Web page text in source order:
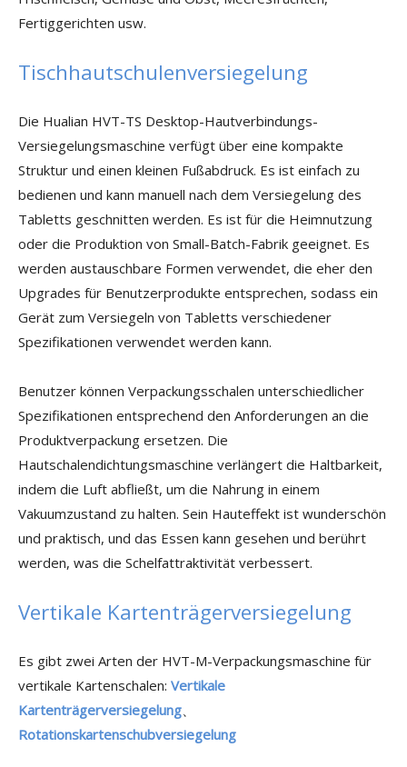
Fertiggerichten usw.
Tischhautschulenversiegelung
Die Hualian HVT-TS Desktop-Hautverbindungs-
Versiegelungsmaschine verfügt über eine kompakte
Struktur und einen kleinen Fußabdruck. Es ist einfach zu
bedienen und kann manuell nach dem Versiegelung des
Tabletts geschnitten werden. Es ist für die Heimnutzung
oder die Produktion von Small-Batch-Fabrik geeignet. Es
werden austauschbare Formen verwendet, die eher den
Upgrades für Benutzerprodukte entsprechen, sodass ein
Gerät zum Versiegeln von Tabletts verschiedener
Spezifikationen verwendet werden kann.
Benutzer können Verpackungsschalen unterschiedlicher
Spezifikationen entsprechend den Anforderungen an die
Produktverpackung ersetzen. Die
Hautschalendichtungsmaschine verlängert die Haltbarkeit,
indem die Luft abfließt, um die Nahrung in einem
Vakuumzustand zu halten. Sein Hauteffekt ist wunderschön
und praktisch, und das Essen kann gesehen und berührt
werden, was die Schelfattraktivität verbessert.
Vertikale Kartenträgerversiegelung
Es gibt zwei Arten der HVT-M-Verpackungsmaschine für
vertikale Kartenschalen: Vertikale
Kartenträgerversiegelung、
Rotationskartenschubversiegelung